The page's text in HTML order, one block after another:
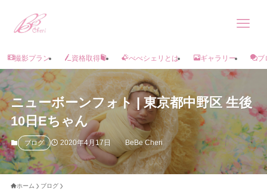
撮影プラン 資格取得 べべシェリとは ギャラリー ブ
ニューボーンフォト | 東京都中野区 生後
10日Eちゃん
ブログ 2020年4月17日 BeBe Cheri
ホーム ブログ